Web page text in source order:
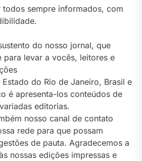
todos sempre informados, com
do nosso jornal, que
para levar a vocês, leitores e
do Rio de Janeiro, Brasil e
é apresenta-los conteúdos de
editorias.
nosso canal de contato
rede para que possam
de pauta. Agradecemos a
nossas edições impressas e